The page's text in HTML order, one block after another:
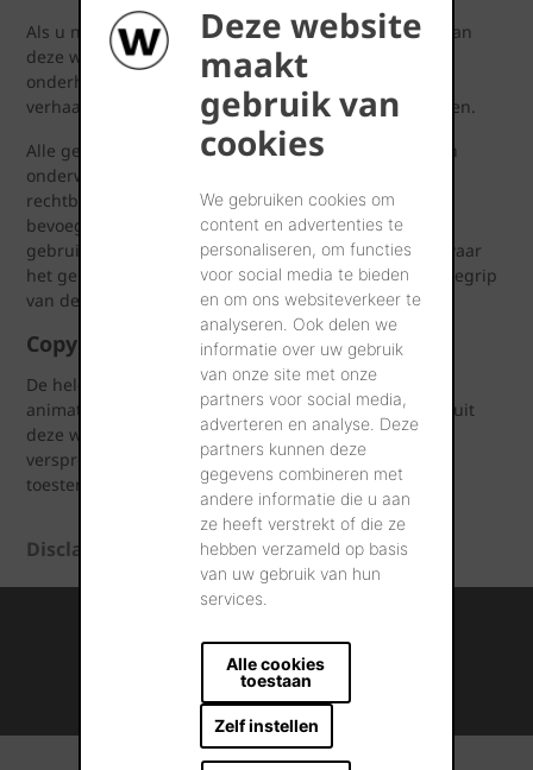
Deze website
maakt
gebruik van
cookies
We gebruiken cookies om
content en advertenties te
personaliseren, om functies
voor social media te bieden
en om ons websiteverkeer te
analyseren. Ook delen we
informatie over uw gebruik
van onze site met onze
partners voor social media,
adverteren en analyse. Deze
partners kunnen deze
gegevens combineren met
andere informatie die u aan
ze heeft verstrekt of die ze
hebben verzameld op basis
van uw gebruik van hun
services.
Alle cookies
toestaan
Zelf instellen
Als u niet tevreden bent met het geheel of een deel van
deze website, of als u het niet eens bent met de
onderhavige gebruiksvoorwaarden, bestaat uw enige
verhaalsrecht erin deze website niet meer te gebruiken.
Alle geschillen met betrekking tot deze website zullen
onderworpen zijn aan de Belgische wetgeving. De
rechtbanken van Kortrijk hebben de exclusieve
bevoegdheid om in deze geschillen op te treden. Het
gebruik van de website is niet toegelaten in landen waar
het geheel van de hier vermelde bepalingen, met inbegrip
van deze paragraaf, niet van toepassing is.
Copyright
De hele inhoud van de website (zowel foto's, teksten,
animatie etc...) is auteursrechtelijk beschermd. Niets uit
deze website mag worden gekopieerd, gewijzigd of
verspreid zonder de voorafgaande schriftelijke
toestemming van wienerberger.
Disclaimer
Professionele naverkoopservice
Duurzame bouwmateriaaloplossingen